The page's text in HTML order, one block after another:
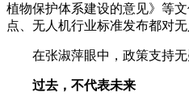
植物保护体系建设的意见》等
点、无人机行业标准发布都对
在张淑萍眼中，政策支持无
过去，不代表未来